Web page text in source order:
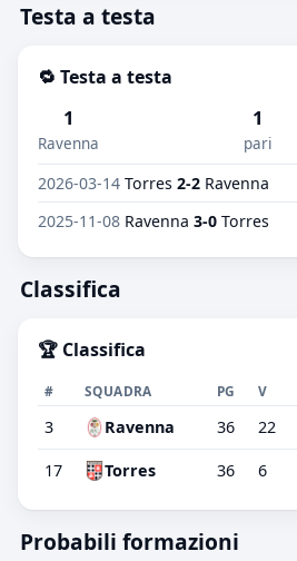
Testa a testa
🔁 Testa a testa
1
Ravenna
1
pari
2026-03-14 Torres 2-2 Ravenna
2025-11-08 Ravenna 3-0 Torres
Classifica
🏆 Classifica
# SQUADRA PG V
3 Ravenna 36 22
17 Torres 36 6
Probabili formazioni